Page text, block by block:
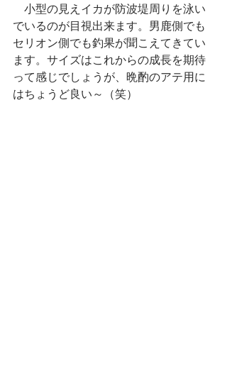
小型の見えイカが防波堤周りを泳い
でいるのが目視出来ます。男鹿側でも
セリオン側でも釣果が聞こえてきてい
ます。サイズはこれからの成長を期待
って感じでしょうが、晩酌のアテ用に
はちょうど良い～（笑）